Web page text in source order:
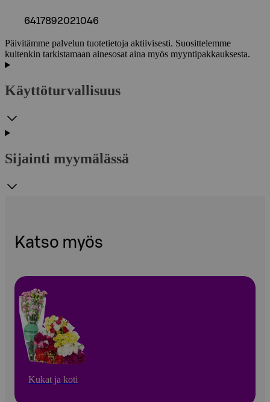
6417892021046
Päivitämme palvelun tuotetietoja aktiivisesti. Suosittelemme
kuitenkin tarkistamaan ainesosat aina myös myyntipakkauksesta.
Käyttöturvallisuus
Sijainti myymälässä
Katso myös
Kukat ja koti